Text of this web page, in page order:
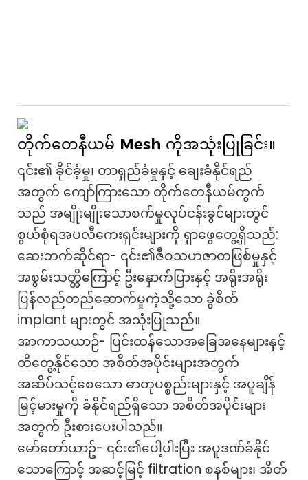
တိုက်တေနီယမ် Mesh ကိုအသုံးပြုခြင်း။
၎င်း၏ ခိုင်ခံ့မှု၊ တာရှည်ခံမှုနှင့် ချေးခံနိုင်ရည်
အတွက် ကျော်ကြားသော တိုက်တေနီယမ်ကွက်
သည် အမျိုးမျိုးသောစက်မှုလုပ်ငန်းခွင်များတွင်
စွယ်စုံရအပလီကေးရှင်းများကို ရှာဖွေတွေ့ရှိသည်:
ဆေးဘက်ဆိုင်ရာ- ၎င်း၏ဇီဝသဟဇာတဖြစ်မှုနှင့်
အစွမ်းသတ္တိကြောင့် ဦးနှောက်ပြားနှင့် အရိုးအရိုး
ပြန်လည်တည်ဆောက်မှုကဲ့သို့သော ခွဲစိတ်
implant များတွင် အသုံးပြုသည်။
အာကာသယာဉ်- ပြင်းထန်သောအခြေအနေများနှင့်
ထိတွေ့နိုင်သော အစိတ်အပိုင်းများအတွက်
အဆိပ်သင့်စေသော ဓာတုပစ္စည်းများနှင့် အပူချိန်
မြင့်မားမှုကို ခံနိုင်ရည်ရှိသော အစိတ်အပိုင်းများ
အတွက် ဦးစားပေးပါသည်။
မော်တော်ယာဥ်- ၎င်း၏ပေါ့ပါးပြီး အပူဒဏ်ခံနိုင်
သောကြောင့် အဆင့်မြင့် filtration စနစ်များ၊ အိတ်